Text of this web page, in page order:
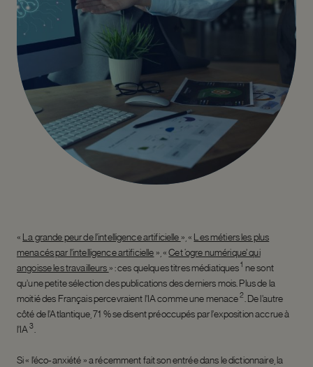
« La grande peur de l’intelligence artificielle », « Les métiers les plus
menacés par l’intelligence artificielle », «Cet ‘ogre numérique’ qui
angoisse les travailleurs » : ces quelques titres médiatiques1 ne sont
qu’une petite sélection des publications des derniers mois. Plus de la
moitié des Français percevraient l’IA comme une menace2 . De l’autre
côté de l’Atlantique, 71 % se disent préoccupés par l’exposition accrue à
l’IA 3
Si « l’éco-anxiété » a récemment fait son entrée dans le dictionnaire, la